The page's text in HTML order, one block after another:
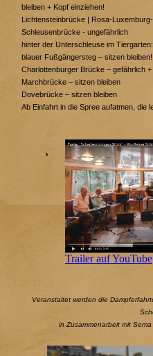
bleiben + Kopf einziehen!
Lichtensteinbrücke | Rosa-
Schleusenbrücke - ungefährlich
hinter der Unterschleuse im Tiergarten:
blauer Fußgängersteg – sitzen bleiben!
Charlottenburger Brücke – gefährlich
Marchbrücke – sitzen bleiben
Dovebrücke – sitzen bleiben
Ab Einfahrt in die Spree aufatmen, die
Trailer auf YouTube
Veranstaltet werden die
in Zusammenarbeit mit